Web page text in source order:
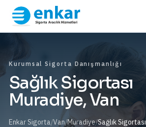
Kurumsal Sigorta Danışmanlığı
Sağlık Sigortası
Muradiye, Van
Enkar Sigorta/Van/Muradiye/Sağlık Sigortası